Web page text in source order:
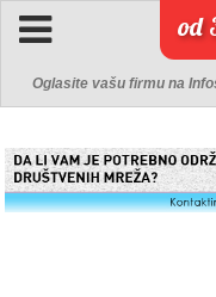
od
Oglasite vašu firmu na